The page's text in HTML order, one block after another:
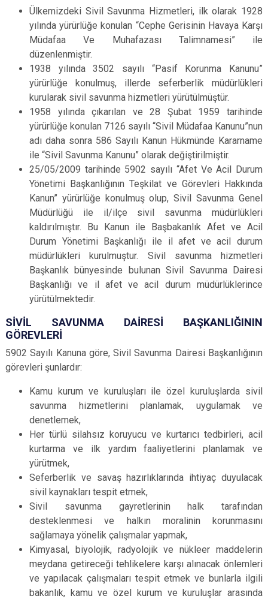
Ülkemizdeki Sivil Savunma Hizmetleri, ilk olarak 1928
yılında yürürlüğe konulan “Cephe Gerisinin Havaya Karşı
Müdafaa Ve Muhafazası Talimnamesi” ile
düzenlenmiştir.
1938 yılında 3502 sayılı “Pasif Korunma Kanunu”
yürürlüğe konulmuş, illerde seferberlik müdürlükleri
kurularak sivil savunma hizmetleri yürütülmüştür.
1958 yılında çıkarılan ve 28 Şubat 1959 tarihinde
yürürlüğe konulan 7126 sayılı “Sivil Müdafaa Kanunu”nun
adı daha sonra 586 Sayılı Kanun Hükmünde Kararname
ile “Sivil Savunma Kanunu” olarak değiştirilmiştir.
25/05/2009 tarihinde 5902 sayılı “Afet Ve Acil Durum
Yönetimi Başkanlığının Teşkilat ve Görevleri Hakkında
Kanun” yürürlüğe konulmuş olup, Sivil Savunma Genel
Müdürlüğü ile il/ilçe sivil savunma müdürlükleri
kaldırılmıştır. Bu Kanun ile Başbakanlık Afet ve Acil
Durum Yönetimi Başkanlığı ile il afet ve acil durum
müdürlükleri kurulmuştur. Sivil savunma hizmetleri
Başkanlık bünyesinde bulunan Sivil Savunma Dairesi
Başkanlığı ve il afet ve acil durum müdürlüklerince
yürütülmektedir.
SİVİL SAVUNMA DAİRESİ BAŞKANLIĞININ
GÖREVLERİ
5902 Sayılı Kanuna göre, Sivil Savunma Dairesi Başkanlığının
görevleri şunlardır:
Kamu kurum ve kuruluşları ile özel kuruluşlarda sivil
savunma hizmetlerini planlamak, uygulamak ve
denetlemek,
Her türlü silahsız koruyucu ve kurtarıcı tedbirleri, acil
kurtarma ve ilk yardım faaliyetlerini planlamak ve
yürütmek,
Seferberlik ve savaş hazırlıklarında ihtiyaç duyulacak
sivil kaynakları tespit etmek,
Sivil savunma gayretlerinin halk tarafından
desteklenmesi ve halkın moralinin korunmasını
sağlamaya yönelik çalışmalar yapmak,
Kimyasal, biyolojik, radyolojik ve nükleer maddelerin
meydana getireceği tehlikelere karşı alınacak önlemleri
ve yapılacak çalışmaları tespit etmek ve bunlarla ilgili
bakanlık, kamu ve özel kurum ve kuruluşlar arasında